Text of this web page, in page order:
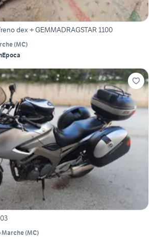
leva freno dex + GEMMADRAGSTAR 1100
(MC)
Epoca
Marche(MC)